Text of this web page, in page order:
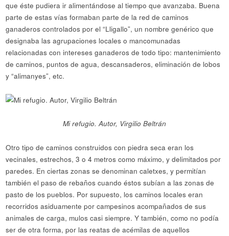
que éste pudiera ir alimentándose al tiempo que avanzaba. Buena
parte de estas vías formaban parte de la red de caminos
ganaderos controlados por el “Lligallo”, un nombre genérico que
designaba las agrupaciones locales o mancomunadas
relacionadas con intereses ganaderos de todo tipo: mantenimiento
de caminos, puntos de agua, descansaderos, eliminación de lobos
y “alimanyes”, etc.
Mi refugio. Autor, Virgilio Beltrán
Otro tipo de caminos construidos con piedra seca eran los
vecinales, estrechos, 3 o 4 metros como máximo, y delimitados por
paredes. En ciertas zonas se denominan caletxes, y permitían
también el paso de rebaños cuando éstos subían a las zonas de
pasto de los pueblos. Por supuesto, los caminos locales eran
recorridos asiduamente por campesinos acompañados de sus
animales de carga, mulos casi siempre. Y también, como no podía
ser de otra forma, por las reatas de acémilas de aquellos